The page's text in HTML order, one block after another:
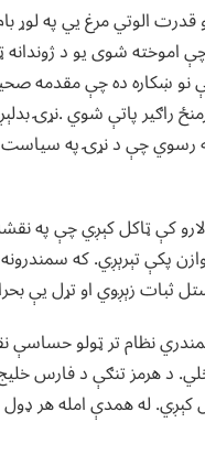
الوتي مرغ يي په لوړ
اموخته شوی یو د ژوندانه
نو ښکاره ده چې مقدمه
راګیر پاتې شوي .نړۍ
رسوي چې د نړۍ په
لارو کې ټاکل کېږي چې په
پکې تېرېږي. که
زېږوي او تړل یې
نظام تر ټولو حساسې
د هرمز تنګې د فارس
کېږي. له همدې امله هر